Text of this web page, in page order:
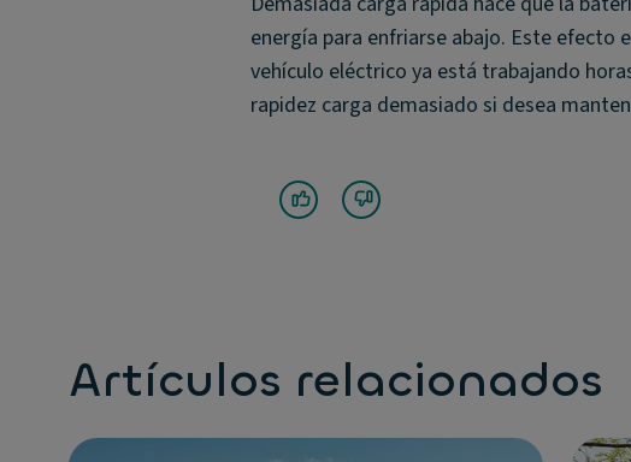
energía para enfriarse abajo. Este efecto
vehículo eléctrico ya está trabajando
rapidez carga demasiado si desea
Artículos relacionados